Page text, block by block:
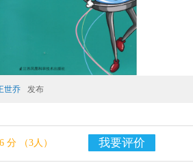
世乔 发布
6 分 （3人） 我要评价